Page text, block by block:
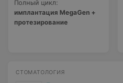
Полный цикл:
имплантация MegaGen +
протезирование
СТОМАТОЛОГИЯ